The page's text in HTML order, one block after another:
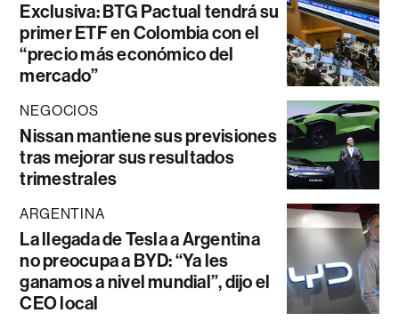
Exclusiva: BTG Pactual tendrá su
primer ETF en Colombia con el
“precio más económico del
mercado”
NEGOCIOS
Nissan mantiene sus previsiones
tras mejorar sus resultados
trimestrales
ARGENTINA
La llegada de Tesla a Argentina
no preocupa a BYD: “Ya les
ganamos a nivel mundial”, dijo el
CEO local